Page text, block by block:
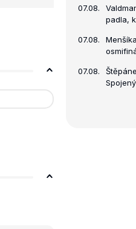
07.08.
padla,
07.08.
07.08.